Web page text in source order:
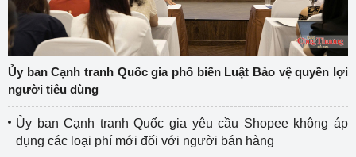
Ủy ban Cạnh tranh Quốc gia phổ biến Luật Bảo vệ quyền lợi
người tiêu dùng
Ủy ban Cạnh tranh Quốc gia yêu cầu Shopee không áp
dụng các loại phí mới đối với người bán hàng